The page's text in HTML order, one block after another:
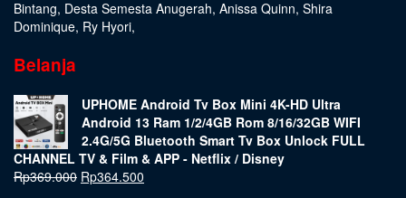
Bintang, Desta Semesta Anugerah, Anissa Quinn, Shira
Dominique, Ry Hyori,
Belanja
UPHOME Android Tv Box Mini 4K-HD Ultra
Android 13 Ram 1/2/4GB Rom 8/16/32GB WIFI
2.4G/5G Bluetooth Smart Tv Box Unlock FULL
CHANNEL TV & Film & APP - Netflix / Disney
Rp369.000 Rp364.500